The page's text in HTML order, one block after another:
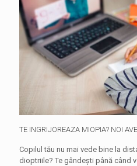
TE INGRIJOREAZA MIOPIA? NOI
Copilul tău nu mai vede bine la
dioptriile? Te gândești până când